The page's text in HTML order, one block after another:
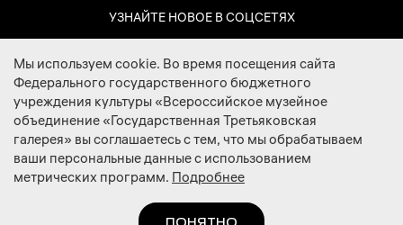
УЗНАЙТЕ НОВОЕ В СОЦСЕТЯХ
Мы используем cookie. Во время посещения сайта
Федерального государственного бюджетного
учреждения культуры «Всероссийское музейное
объединение «Государственная Третьяковская
галерея» вы соглашаетесь с тем, что мы обрабатываем
ваши персональные данные с использованием
метрических программ. Подробнее